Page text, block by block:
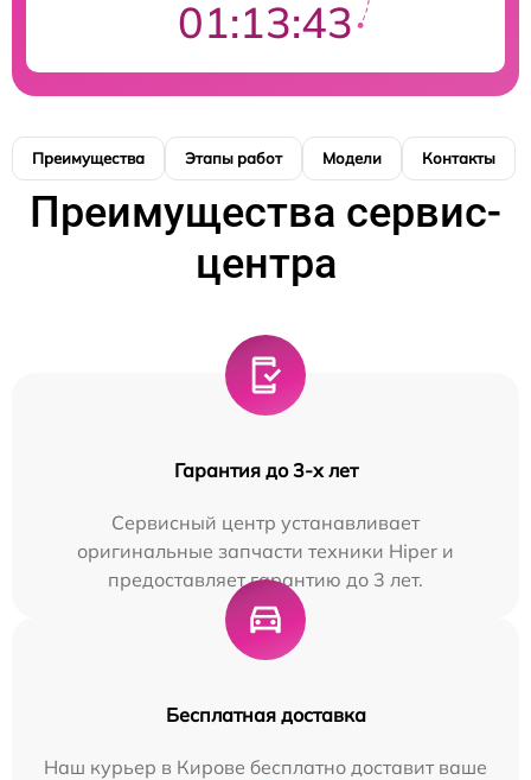
01:13:42
Преимущества Этапы работ Модели Контакты
Преимущества сервис-
центра
Гарантия до 3-х лет
Сервисный центр устанавливает
оригинальные запчасти техники Hiper и
предоставляет гарантию до 3 лет.
Бесплатная доставка
Наш курьер в Кирове бесплатно доставит ваше